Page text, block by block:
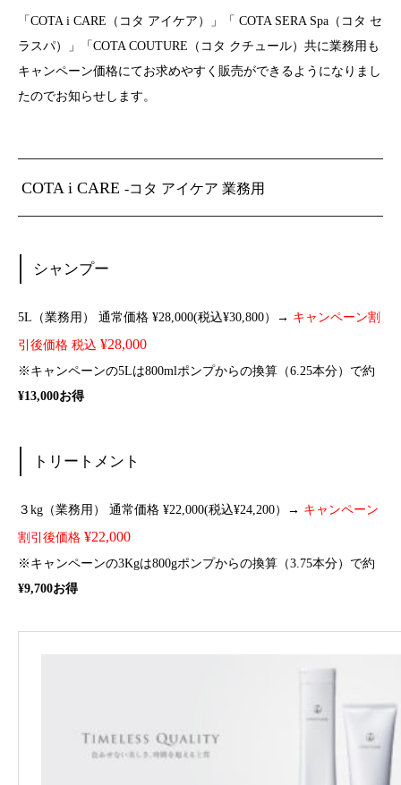
「COTA i CARE（コタ アイケア）」「 COTA SERA Spa（コタ セ
ラスパ）」「COTA COUTURE（コタ クチュール）共に業務用も
キャンペーン価格にてお求めやすく販売ができるようになりまし
たのでお知らせします。
COTA i CARE -コタ アイケア 業務用
シャンプー
5L（業務用） 通常価格 ¥28,000(税込¥30,800）→ キャンペーン割
引後価格 税込 ¥28,000
※キャンペーンの5Lは800mlポンプからの換算（6.25本分）で約
¥13,000お得
トリートメント
３kg（業務用） 通常価格 ¥22,000(税込¥24,200）→ キャンペーン
割引後価格 ¥22,000
※キャンペーンの3Kgは800gポンプからの換算（3.75本分）で約
¥9,700お得